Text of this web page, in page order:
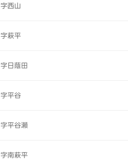
字西山
字萩平
字日蔭田
字平谷
字平谷瀬
字南萩平